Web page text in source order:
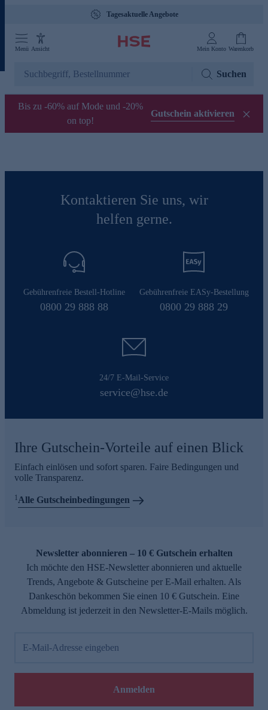
Tagesaktuelle Angebote
Menü Ansicht Mein Konto Warenkorb
Suchen
Bis zu -60% auf Mode und -20%
on top!
Gutschein aktivieren
Kontaktieren Sie uns, wir
helfen gerne.
Gebührenfreie Bestell-Hotline
0800 29 888 88
Gebührenfreie EASy-Bestellung
0800 29 888 29
24/7 E-Mail-Service
service@hse.de
Ihre Gutschein-Vorteile auf einen Blick
Einfach einlösen und sofort sparen. Faire Bedingungen und
volle Transparenz.
1Alle Gutscheinbedingungen
Newsletter abonnieren – 10 € Gutschein erhalten
Ich möchte den HSE-Newsletter abonnieren und aktuelle
Trends, Angebote & Gutscheine per E-Mail erhalten. Als
Dankeschön bekommen Sie einen 10 € Gutschein. Eine
Abmeldung ist jederzeit in den Newsletter-E-Mails möglich.
E-Mail-Adresse eingeben
Anmelden